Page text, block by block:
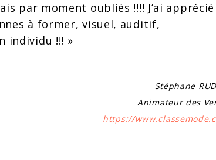
par moment oubliés !!!! J’ai apprécié
à former, visuel, auditif,
individu !!! »
Stéphane
Animateur des
https://